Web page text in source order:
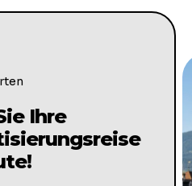
Ihre